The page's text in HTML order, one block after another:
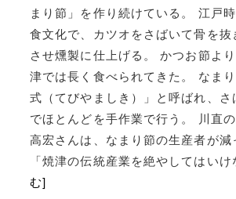
まり節」を作り続けている。 江戸
食文化で、カツオをさばいて骨を抜
させ燻製に仕上げる。 かつお節よ
津では長く食べられてきた。 なま
式（てびやましき）」と呼ばれ、さ
でほとんどを手作業で行う。 川直
高宏さんは、なまり節の生産者が減
「焼津の伝統産業を絶やしてはいけ
む]